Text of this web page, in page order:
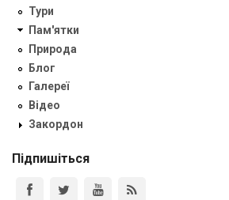
Тури
Пам'ятки
Природа
Блог
Галереї
Відео
Закордон
Підпишіться